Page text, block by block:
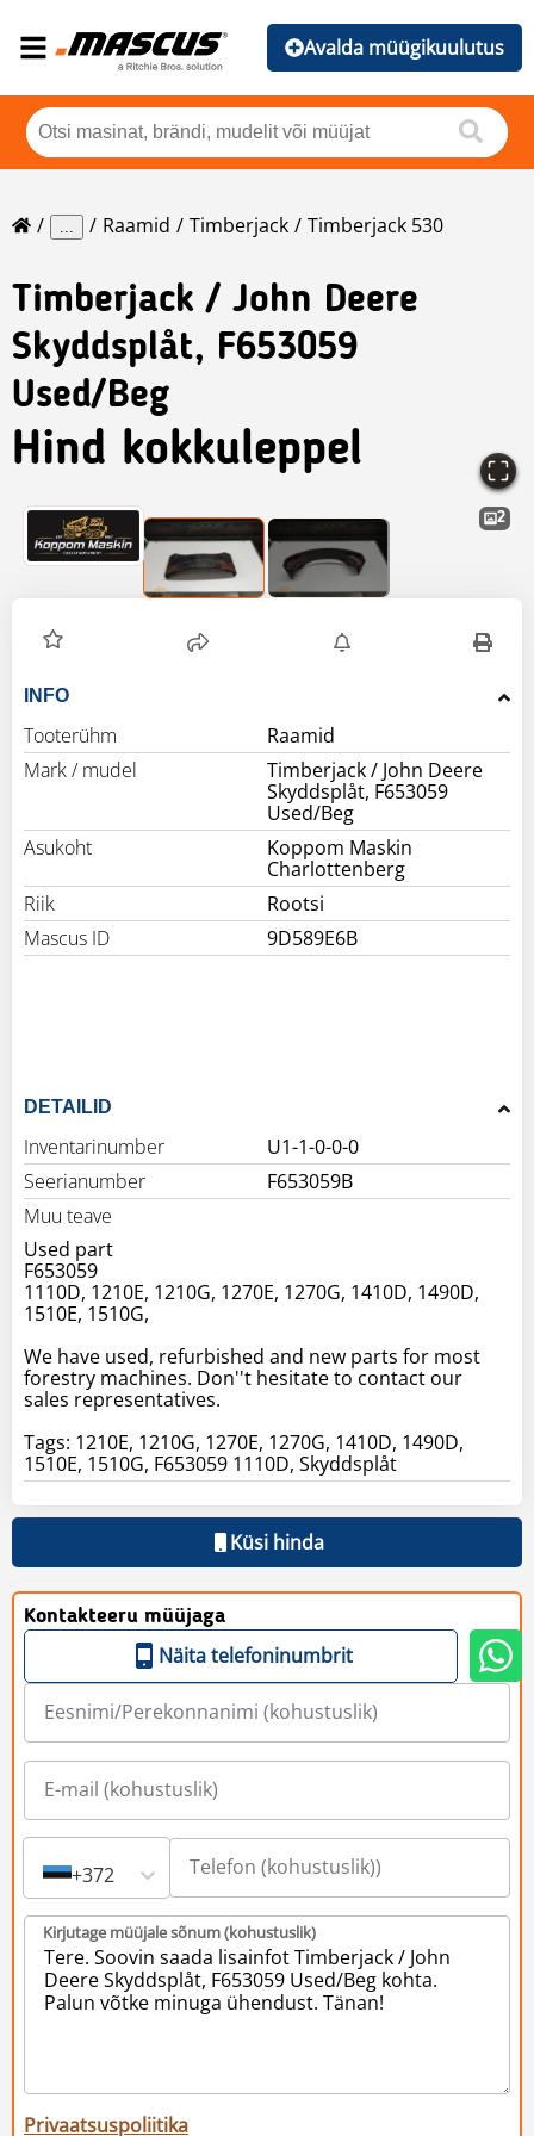
Avalda müügikuulutus
... Raamid Timberjack Timberjack 530
Timberjack / John Deere
Skyddsplåt, F653059
Used/Beg
Hind kokkuleppel
2
INFO
Tooterühm
Raamid
Mark / mudel
Timberjack / John Deere
Skyddsplåt, F653059
Used/Beg
Asukoht
Koppom Maskin
Charlottenberg
Riik
Rootsi
Mascus ID
9D589E6B
DETAILID
Inventarinumber
U1-1-0-0-0
Seerianumber
F653059B
Muu teave
Used part
F653059
1110D, 1210E, 1210G, 1270E, 1270G, 1410D, 1490D,
1510E, 1510G,
We have used, refurbished and new parts for most
forestry machines. Don''t hesitate to contact our
sales representatives.
Tags: 1210E, 1210G, 1270E, 1270G, 1410D, 1490D,
1510E, 1510G, F653059 1110D, Skyddsplåt
Küsi hinda
Kontakteeru müüjaga
Näita telefoninumbrit
+372
Kirjutage müüjale sõnum (kohustuslik)
Privaatsuspoliitika